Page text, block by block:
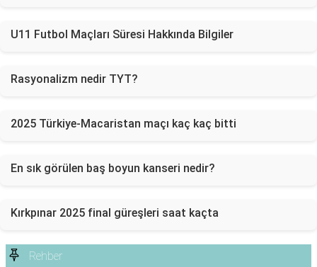
U11 Futbol Maçları Süresi Hakkında Bilgiler
Rasyonalizm nedir TYT?
2025 Türkiye-Macaristan maçı kaç kaç bitti
En sık görülen baş boyun kanseri nedir?
Kırkpınar 2025 final güreşleri saat kaçta
Rehber